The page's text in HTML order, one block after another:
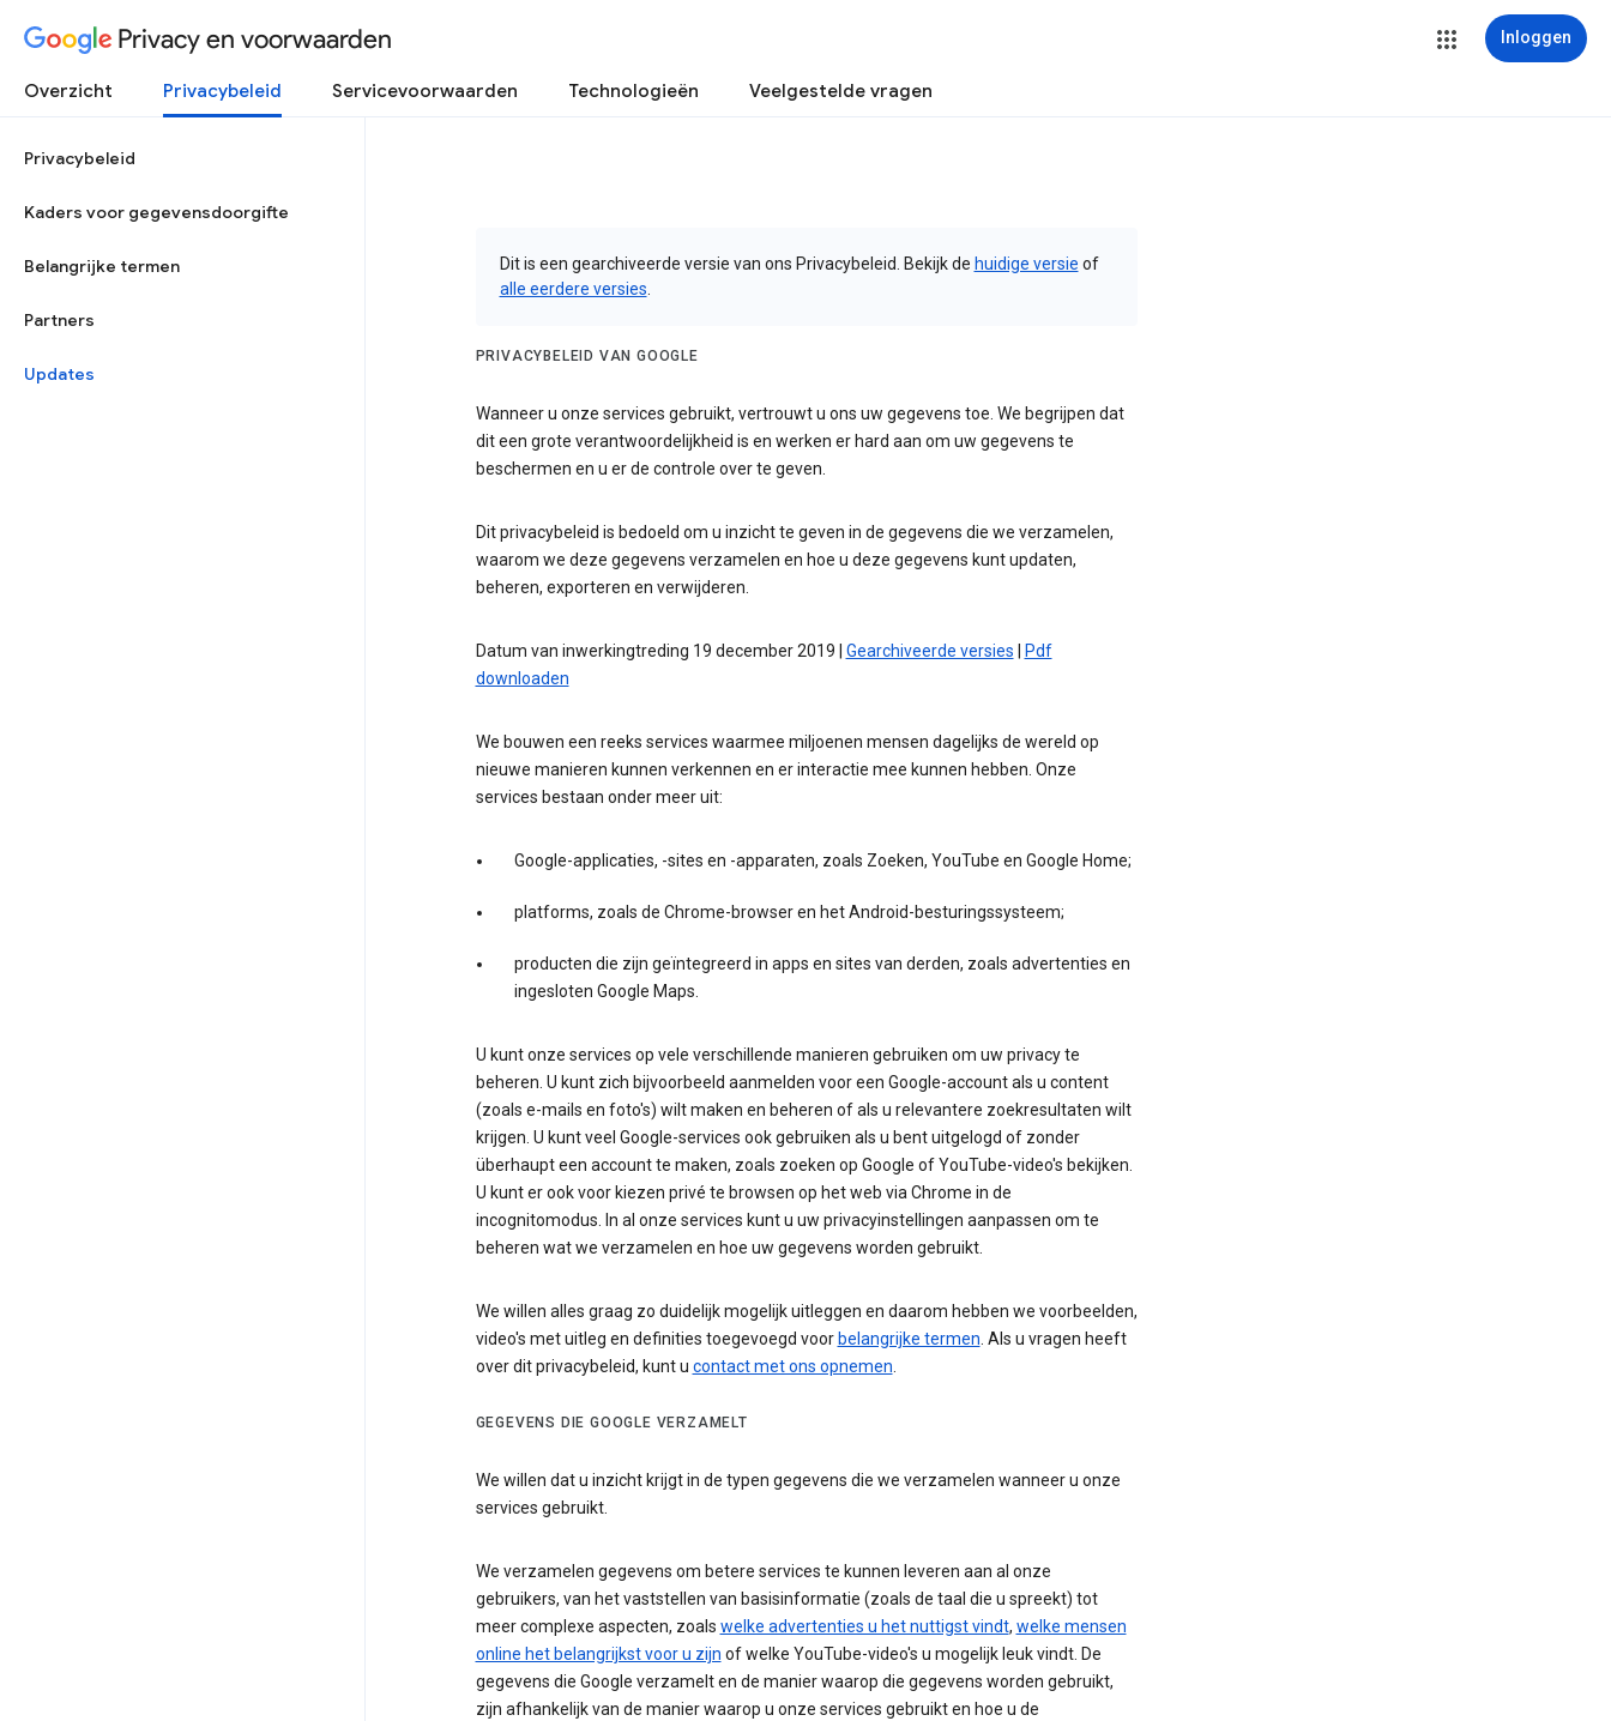
Privacy en voorwaarden Inloggen
Overzicht Privacybeleid Servicevoorwaarden Technologieën Veelgestelde vragen
Privacybeleid
Kaders voor gegevensdoorgifte
Belangrijke termen
Partners
Updates
Dit is een gearchiveerde versie van ons Privacybeleid. Bekijk de huidige versie of
alle eerdere versies
PRIVACYBELEID VAN GOOGLE
Wanneer u onze services gebruikt, vertrouwt u ons uw gegevens toe. We begrijpen dat
dit een grote verantwoordelijkheid is en werken er hard aan om uw gegevens te
beschermen en u er de controle over te geven.
Dit privacybeleid is bedoeld om u inzicht te geven in de gegevens die we verzamelen,
waarom we deze gegevens verzamelen en hoe u deze gegevens kunt updaten,
beheren, exporteren en verwijderen.
Datum van inwerkingtreding 19 december 2019 | Gearchiveerde versies
Pdf
downloaden
We bouwen een reeks services waarmee miljoenen mensen dagelijks de wereld op
nieuwe manieren kunnen verkennen en er interactie mee kunnen hebben. Onze
services bestaan onder meer uit:
Google-applicaties, -sites en -apparaten, zoals Zoeken, YouTube en Google Home;
platforms, zoals de Chrome-browser en het Android-besturingssysteem;
producten die zijn geïntegreerd in apps en sites van derden, zoals advertenties en
ingesloten Google Maps.
U kunt onze services op vele verschillende manieren gebruiken om uw privacy te
beheren. U kunt zich bijvoorbeeld aanmelden voor een Google-account als u content
(zoals e-mails en foto's) wilt maken en beheren of als u relevantere zoekresultaten wilt
krijgen. U kunt veel Google-services ook gebruiken als u bent uitgelogd of zonder
überhaupt een account te maken, zoals zoeken op Google of YouTube-video's bekijken.
U kunt er ook voor kiezen privé te browsen op het web via Chrome in de
incognitomodus. In al onze services kunt u uw privacyinstellingen aanpassen om te
beheren wat we verzamelen en hoe uw gegevens worden gebruikt.
We willen alles graag zo duidelijk mogelijk uitleggen en daarom hebben we voorbeelden,
video's met uitleg en definities toegevoegd voor belangrijke termen. Als u vragen heeft
over dit privacybeleid, kunt u contact met ons opnemen.
GEGEVENS DIE GOOGLE VERZAMELT
We willen dat u inzicht krijgt in de typen gegevens die we verzamelen wanneer u onze
services gebruikt.
We verzamelen gegevens om betere services te kunnen leveren aan al onze
gebruikers, van het vaststellen van basisinformatie (zoals de taal die u spreekt) tot
meer complexe aspecten, zoals welke advertenties u het nuttigst vindt, welke mensen
online het belangrijkst voor u zijn of welke YouTube-video's u mogelijk leuk vindt. De
gegevens die Google verzamelt en de manier waarop die gegevens worden gebruikt,
zijn afhankelijk van de manier waarop u onze services gebruikt en hoe u de